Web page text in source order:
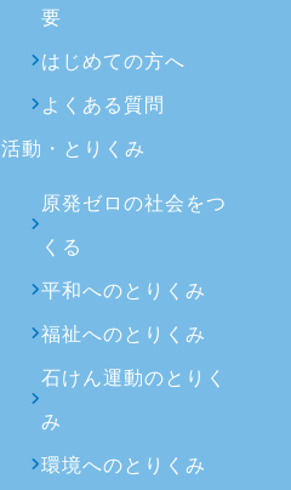
要
はじめての方へ
よくある質問
活動・とりくみ
原発ゼロの社会をつ
くる
平和へのとりくみ
福祉へのとりくみ
石けん運動のとりく
み
環境へのとりくみ